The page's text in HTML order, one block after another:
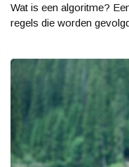
Wat is een algoritme?
regels die worden